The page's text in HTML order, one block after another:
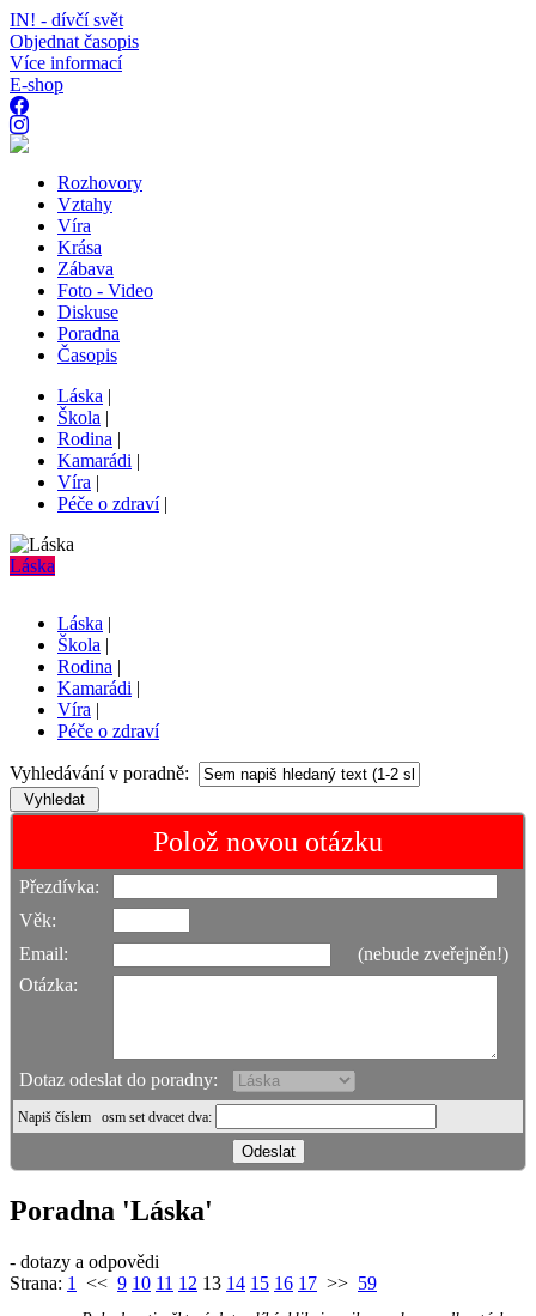
IN! - dívčí svět
Objednat časopis
Více informací
E-shop
Rozhovory
Vztahy
Víra
Krása
Zábava
Foto - Video
Diskuse
Poradna
Časopis
Láska |
Škola |
Rodina |
Kamarádi |
Víra |
Péče o zdraví|
Láska
Láska |
Škola |
Rodina |
Kamarádi |
Víra |
Péče o zdraví
Vyhledávání v poradně:
Polož novou otázku
Přezdívka:
Věk:
Email:
(nebude zveřejněn!)
Otázka:
Dotaz odeslat do poradny:
Napiš číslem osm set dvacet dva:
Poradna 'Láska'
- dotazy a odpovědi
Strana: 1 << 9 10 11 12 13 14 15 16 17 >> 59